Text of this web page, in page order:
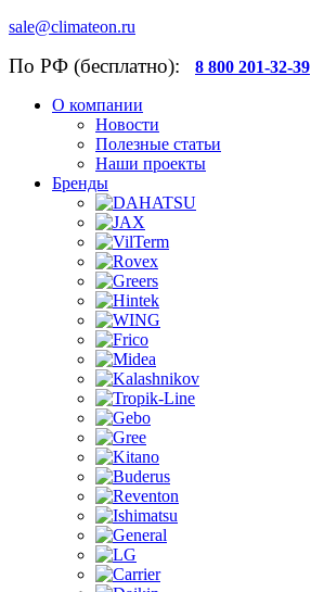
sale@climateon.ru
По РФ (бесплатно): 8 800 201-32-39
О компании
Новости
Полезные статьи
Наши проекты
Бренды